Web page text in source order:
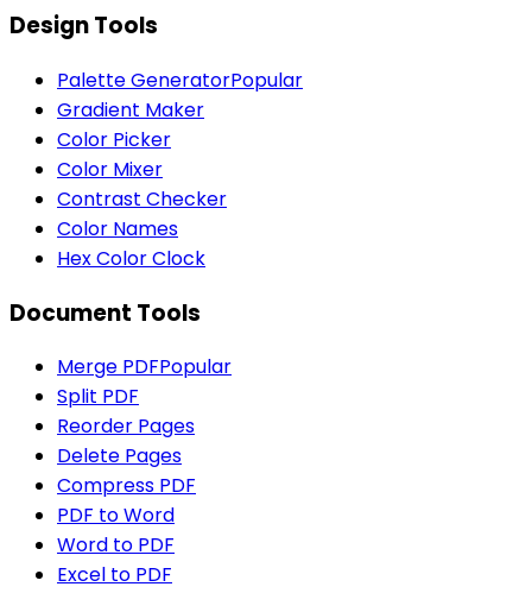
Design Tools
Palette GeneratorPopular
Gradient Maker
Color Picker
Color Mixer
Contrast Checker
Color Names
Hex Color Clock
Document Tools
Merge PDFPopular
Split PDF
Reorder Pages
Delete Pages
Compress PDF
PDF to Word
Word to PDF
Excel to PDF